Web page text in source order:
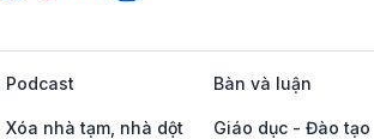
Podcast Bàn và luận
Xóa nhà tạm, nhà dột Giáo dục - Đào tạo